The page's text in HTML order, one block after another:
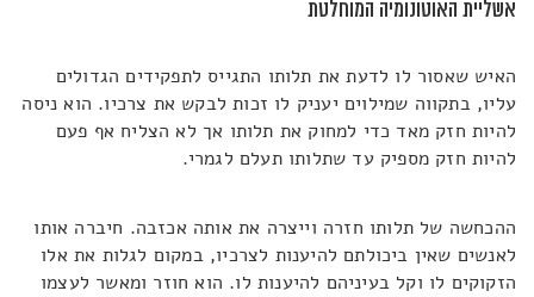
אשליית האוטונומיה המוחלטת
האיש שאסור לו לדעת את תלותו התגייס לתפקידים הגדולים
עליו, בתקווה שמילוים יעניק לו זכות לבקש את צרכיו. הוא ניסה
להיות חזק מאד כדי למחוק את תלותו אך לא הצליח אף פעם
להיות חזק מספיק עד שתלותו תעלם לגמרי.
ההכחשה של תלותו חזרה וייצרה את אותה אכזבה. חיברה אותו
לאנשים שאין ביכולתם להיענות לצרכיו, במקום לגלות את אלו
הזקוקים לו וקל בעיניהם להיענות לו. הוא חוזר ומאשר לעצמו